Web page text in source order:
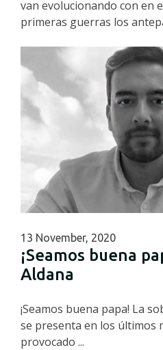
van evolucionando con en
primeras guerras los
13 November, 2020
¡Seamos buena
Aldana
¡Seamos buena papa! La
se presenta en los últimos
provocado ...